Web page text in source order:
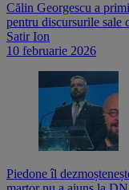
Călin Georgescu a
pentru discursurile sale
Satir Ion
10 februarie 2026
Piedone îl